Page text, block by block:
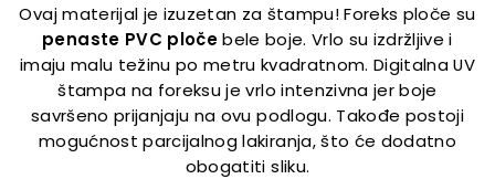
Ovaj materijal je izuzetan za štampu! Foreks ploče su
penaste PVC pločebele boje. Vrlo su izdržljive i
imaju malu težinu po metru kvadratnom. Digitalna UV
štampa na foreksu je vrlo intenzivna jer boje
savršeno prijanjaju na ovu podlogu. Takođe postoji
mogućnost parcijalnog lakiranja, što će dodatno
obogatiti sliku.